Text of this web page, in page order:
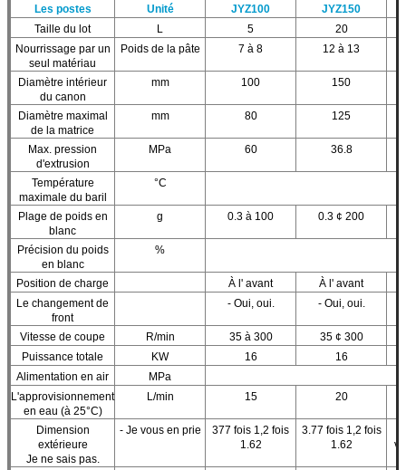
Les postes Unité JYZ100
JYZ150
Taille du lot
L 5
20
Nourrissage par un
seul matériau
Poids de la pâte 7 à 8 12 à 13
Diamètre intérieur
du canon
mm 100 150
Diamètre maximal
de la matrice
mm 80 125
Max. pression
d'extrusion
MPa 60 36.8
Température
maximale du baril
°C
Plage de poids en
blanc
g 0.3 à 100 0.3 ¢ 200
Précision du poids
en blanc
%
Position de charge À l' avant
À l' avant
Le changement de
front
- Oui, oui. - Oui, oui.
Vitesse de coupe R/min 35 à 300
35 ¢ 300
Puissance totale
KW 16
16
Alimentation en air
MPa
L'approvisionnement
en eau (à 25°C)
L/min 15 20
Dimension
extérieure
Je ne sais pas.
- Je vous en prie
377 fois 1,2 fois
1.62
3.77 fois 1,2 fois
1.62